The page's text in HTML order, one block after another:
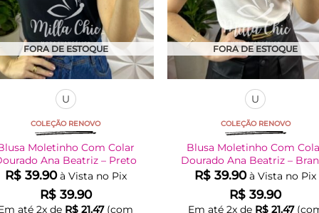
do
produto
do
produto
FORA DE ESTOQUE
U
COLEÇÃO RENOVO
Moletinho Com Colar
Ana Beatriz – Preto
R$39.90 à Vista no Pix
R$39.90
até2x de R$ 21.47(com
FORA DE ESTOQUE
U
COLEÇÃO RENOVO
Blusa Moletinho Com
Dourado Ana Beatriz –
R$ 39.90 à Vista no Pix
R$ 39.90
Em até 2x de R$21.47